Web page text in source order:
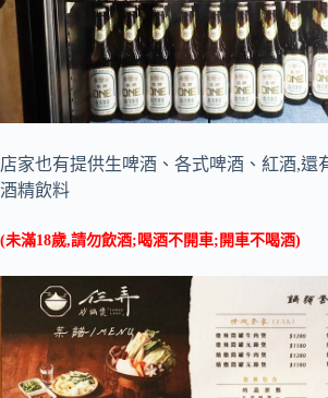
店家也有提供生啤酒、各式啤酒、紅酒,還
酒精飲料
(未滿18歲,請勿飲酒;喝酒不開車;開車不喝酒)